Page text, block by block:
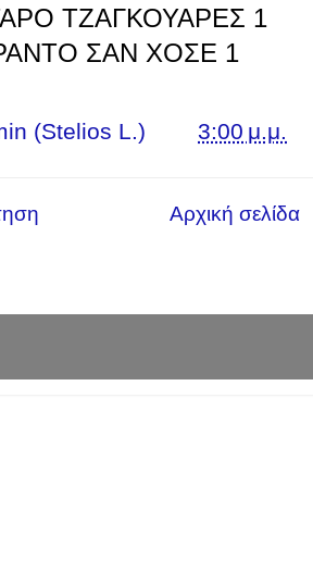
ΤΖΑΓΚΟΥΑΡΕΣ 1
ΣΑΝ ΧΟΣΕ 1
(Stelios L.) 3:00 μ.μ.
Αρχική σελίδα